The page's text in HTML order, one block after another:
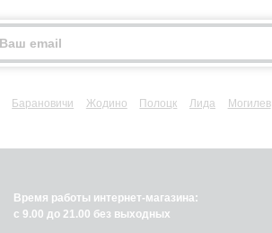
Барановичи Жодино Полоцк Лида Могилев
Время работы интернет-магазина:
с 9.00 до 21.00 без выходных